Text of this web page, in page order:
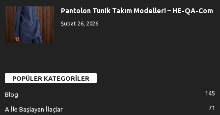
Pantolon Tunik Takım Modelleri – HE-QA-Com
Şubat 26, 2026
POPÜLER KATEGORİLER
Blog 145
A İle Başlayan İlaçlar 71